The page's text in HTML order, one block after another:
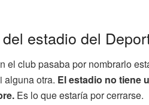
estadio del
el club pasaba por nombrarlo
alguna otra. El estadio no tiene
Es lo que estaría por cerrarse.